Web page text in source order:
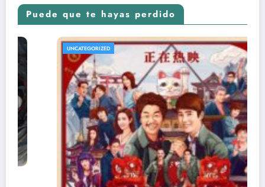
Puede que te hayas perdido
UNCATEGORIZED